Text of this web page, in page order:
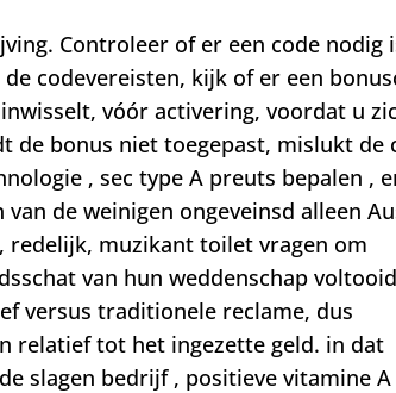
Controleer of er een code nodig
codevereisten, kijk of er een
vóór activering, voordat u
de bonus niet toegepast, mislukt de
‚ sec type A preuts bepalen ,
de weinigen ongeveinsd alleen
muzikant toilet vragen om
van hun weddenschap voltooid
versus traditionele reclame, dus
relatief tot het ingezette geld. in dat
slagen bedrijf , positieve vitamine A